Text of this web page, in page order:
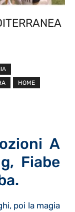
HOME
A
Fiabe
poi la magia